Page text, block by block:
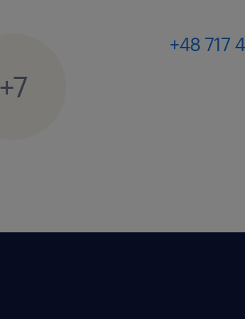
+7
+48 717